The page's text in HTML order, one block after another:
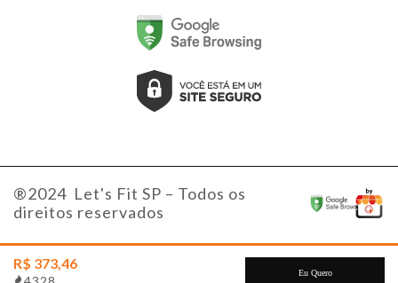
®2024 Let's Fit SP – Todos os
direitos reservados
R$ 373,46
Eu Quero